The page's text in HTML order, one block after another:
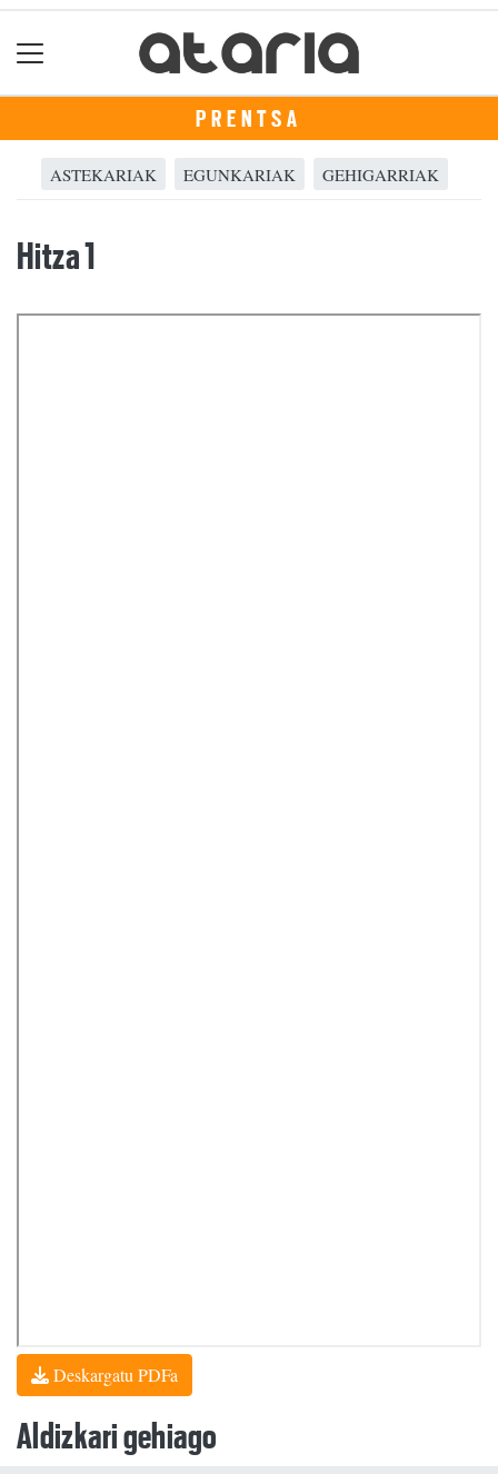
PRENTSA
ASTEKARIAK EGUNKARIAK GEHIGARRIAK
Hitza 1
Deskargatu PDFa
Aldizkari gehiago